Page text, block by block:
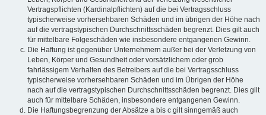
Vertragspflichten (Kardinalpflichten) auf die bei Vertragsschluss
typischerweise vorhersehbaren Schäden und im übrigen der Höhe nach
auf die vertragstypischen Durchschnittsschäden begrenzt. Dies gilt auch
für mittelbare Folgeschäden wie insbesondere entgangenen Gewinn.
Die Haftung ist gegenüber Unternehmern außer bei der Verletzung von
Leben, Körper und Gesundheit oder vorsätzlichem oder grob
fahrlässigem Verhalten des Betreibers auf die bei Vertragsschluss
typischerweise vorhersehbaren Schäden und im Übrigen der Höhe
nach auf die vertragstypischen Durchschnittsschäden begrenzt. Dies gilt
auch für mittelbare Schäden, insbesondere entgangenen Gewinn.
Die Haftungsbegrenzung der Absätze a bis c gilt sinngemäß auch